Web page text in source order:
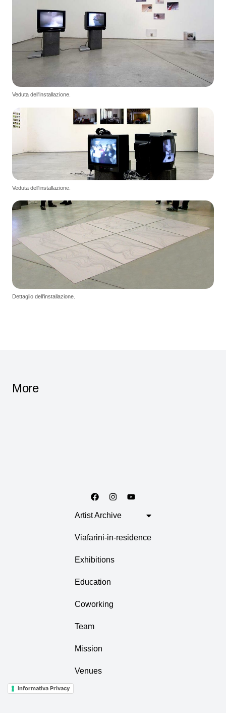
Veduta dell'installazione.
Veduta dell'installazione.
Dettaglio dell'installazione.
More
Artist Archive
Viafarini-in-residence
Exhibitions
Education
Coworking
Team
Mission
Venues
Informativa Privacy